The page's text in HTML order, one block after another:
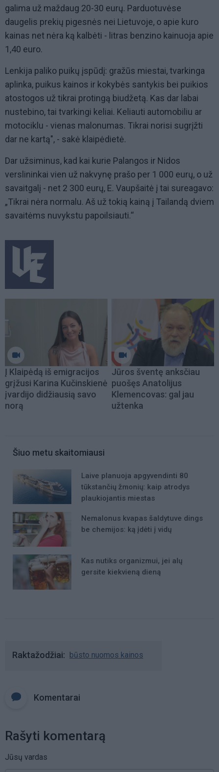
galima už maždaug 20-30 eurų. Parduotuvėse
daugelis prekių pigesnės nei Lietuvoje, o apie kuro
kainas net nėra ką kalbėti - litras benzino kainuoja apie
1,40 euro.
Lenkija paliko puikų įspūdį: gražūs miestai, tvarkinga
aplinka, puikus kainos ir kokybės santykis bei puikios
atostogos už tikrai protingą biudžetą. Kas dar labai
nustebino, tai tvarkingi keliai. Keliauti automobiliu ar
motociklu - vienas malonumas. Tikrai norisi sugrįžti
dar ne kartą", - sakė klaipėdietė.
Dar užsiminus, kad kai kurie Palangos ir Nidos
verslininkai vien už nakvynę prašo per 1 000 eurų, o už
savaitgalį - net 2 300 eurų, E. Vaupšaitė į tai sureagavo:
„Tikrai nėra normalu. Aš už tokią kainą į Tailandą dviem
savaitėms nuvykstu papoilsiauti.“
Į Klaipėdą iš emigracijos
grįžusi Karina Kučinskienė
įvardijo didžiausią savo
norą
Jūros šventę anksčiau
puošęs Anatolijus
Klemencovas: gal jau
užtenka
Šiuo metu skaitomiausi
Laive planuoja apgyvendinti 80
tūkstančių žmonių: kaip atrodys
plaukiojantis miestas
Nemalonus kvapas šaldytuve dings
be chemijos: ką įdėti į vidų
Kas nutiks organizmui, jei alų
gersite kiekvieną dieną
Raktažodžiai būsto nuomos kainos
Komentarai
Rašyti komentarą
Jūsų vardas